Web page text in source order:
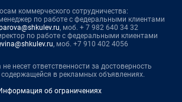
коммерческого сотрудничества:
по работе с федеральными клиентами
, моб. + 7 982 640 34 32
по работе с федеральными клиентами
, моб. +7 910 402 4056
несет ответственности за достоверность
в рекламных объявлениях.
об ограничениях